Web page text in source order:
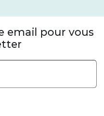
email pour vous